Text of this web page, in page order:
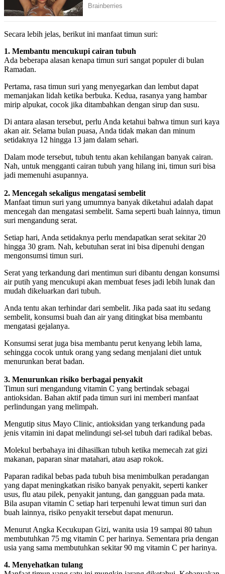
Secara lebih jelas, berikut ini manfaat timun suri:
1. Membantu mencukupi cairan tubuh
Ada beberapa alasan kenapa timun suri sangat populer di bulan
Ramadan.
Pertama, rasa timun suri yang menyegarkan dan lembut dapat
memanjakan lidah ketika berbuka. Kedua, rasanya yang hambar
mirip alpukat, cocok jika ditambahkan dengan sirup dan susu.
Di antara alasan tersebut, perlu Anda ketahui bahwa timun suri kaya
akan air. Selama bulan puasa, Anda tidak makan dan minum
setidaknya 12 hingga 13 jam dalam sehari.
Dalam mode tersebut, tubuh tentu akan kehilangan banyak cairan.
Nah, untuk mengganti cairan tubuh yang hilang ini, timun suri bisa
jadi memenuhi asupannya.
2. Mencegah sekaligus mengatasi sembelit
Manfaat timun suri yang umumnya banyak diketahui adalah dapat
mencegah dan mengatasi sembelit. Sama seperti buah lainnya, timun
suri mengandung serat.
Setiap hari, Anda setidaknya perlu mendapatkan serat sekitar 20
hingga 30 gram. Nah, kebutuhan serat ini bisa dipenuhi dengan
mengonsumsi timun suri.
Serat yang terkandung dari mentimun suri dibantu dengan konsumsi
air putih yang mencukupi akan membuat feses jadi lebih lunak dan
mudah dikeluarkan dari tubuh.
Anda tentu akan terhindar dari sembelit. Jika pada saat itu sedang
sembelit, konsumsi buah dan air yang ditingkat bisa membantu
mengatasi gejalanya.
Konsumsi serat juga bisa membantu perut kenyang lebih lama,
sehingga cocok untuk orang yang sedang menjalani diet untuk
menurunkan berat badan.
3. Menurunkan risiko berbagai penyakit
Timun suri mengandung vitamin C yang bertindak sebagai
antioksidan. Bahan aktif pada timun suri ini memberi manfaat
perlindungan yang melimpah.
Mengutip situs Mayo Clinic, antioksidan yang terkandung pada
jenis vitamin ini dapat melindungi sel-sel tubuh dari radikal bebas.
Molekul berbahaya ini dihasilkan tubuh ketika memecah zat gizi
makanan, paparan sinar matahari, atau asap rokok.
Paparan radikal bebas pada tubuh bisa menimbulkan peradangan
yang dapat meningkatkan risiko banyak penyakit, seperti kanker
usus, flu atau pilek, penyakit jantung, dan gangguan pada mata.
Bila asupan vitamin C setiap hari terpenuhi lewat timun suri dan
buah lainnya, risiko penyakit tersebut dapat menurun.
Menurut Angka Kecukupan Gizi, wanita usia 19 sampai 80 tahun
membutuhkan 75 mg vitamin C per harinya. Sementara pria dengan
usia yang sama membutuhkan sekitar 90 mg vitamin C per harinya.
4. Menyehatkan tulang